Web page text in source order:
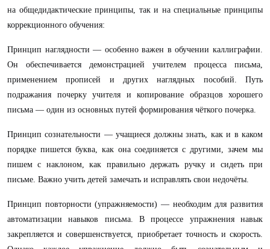
на общедидактические принципы, так и на специальные принципы
коррекционного обучения:
Принцип наглядности — особенно важен в обучении каллиграфии.
Он обеспечивается демонстрацией учителем процесса письма,
применением прописей и других наглядных пособий. Путь
подражания почерку учителя и копирование образцов хорошего
письма — один из основных путей формирования чёткого почерка.
Принцип сознательности — учащиеся должны знать, как и в каком
порядке пишется буква, как она соединяется с другими, зачем мы
пишем с наклоном, как правильно держать ручку и сидеть при
письме. Важно учить детей замечать и исправлять свои недочёты.
Принцип повторности (упражняемости) — необходим для развития
автоматизации навыков письма. В процессе упражнения навык
закрепляется и совершенствуется, приобретает точность и скорость.